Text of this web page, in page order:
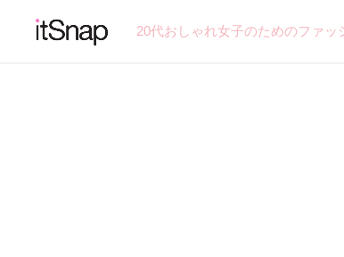
20代おしゃれ女子のためのファ